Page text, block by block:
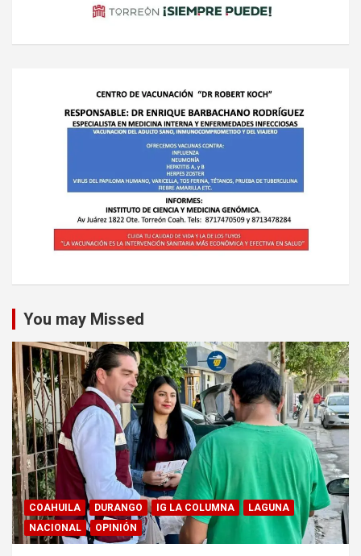
You may Missed
COAHUILA DURANGO IG LA COLUMNA
LAGUNA
NACIONAL
OPINIÓN